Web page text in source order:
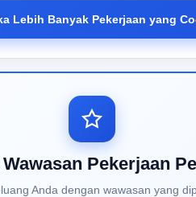
Lebih Banyak Pekerjaan yang
Pekerjaan
Anda dengan wawasan yang